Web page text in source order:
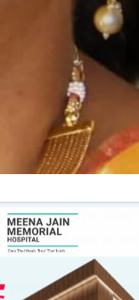
कमेटी कोरबा अध्यक्ष
बालको ब्लॉक के
3 सचिव, 4